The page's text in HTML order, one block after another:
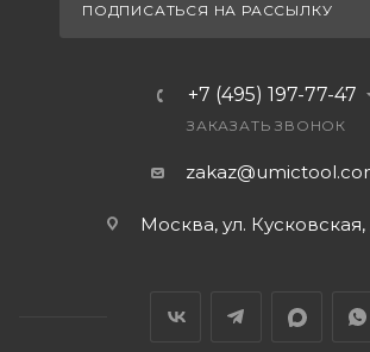
ПОДПИСАТЬСЯ НА РАССЫЛКУ
+7 (495) 197-77-47
ЗАКАЗАТЬ ЗВОНОК
Москва, ул.